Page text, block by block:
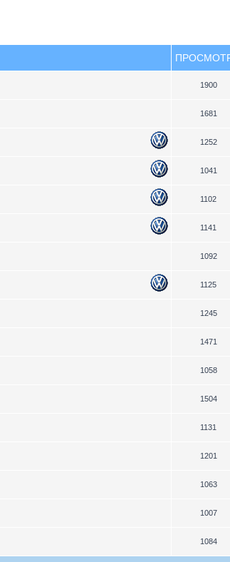
1900
1681
1252
1041
1102
1141
1092
1125
1245
1471
1058
1504
1131
1201
1063
1007
1084